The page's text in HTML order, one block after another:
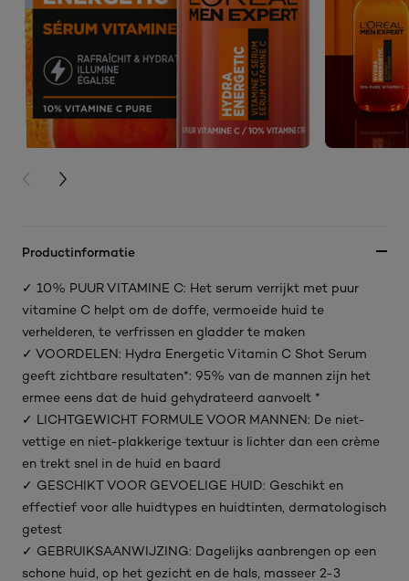
PREVIOUS CARD
NEXT CARD
Productinformatie
✓ 10% PUUR VITAMINE C: Het serum verrijkt met puur
vitamine C helpt om de doffe, vermoeide huid te
verhelderen, te verfrissen en gladder te maken
✓ VOORDELEN: Hydra Energetic Vitamin C Shot Serum
geeft zichtbare resultaten*: 95% van de mannen zijn het
ermee eens dat de huid gehydrateerd aanvoelt *
✓ LICHTGEWICHT FORMULE VOOR MANNEN: De niet-
vettige en niet-plakkerige textuur is lichter dan een crème
en trekt snel in de huid en baard
✓ GESCHIKT VOOR GEVOELIGE HUID: Geschikt en
effectief voor alle huidtypes en huidtinten, dermatologisch
getest
✓ GEBRUIKSAANWIJZING: Dagelijks aanbrengen op een
schone huid, op het gezicht en de hals, masseer 2-3